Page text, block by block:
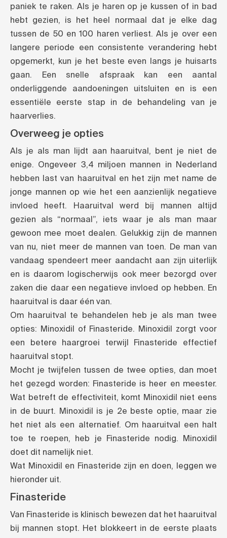
paniek te raken. Als je haren op je kussen of in bad
hebt gezien, is het heel normaal dat je elke dag
tussen de 50 en 100 haren verliest. Als je over een
langere periode een consistente verandering hebt
opgemerkt, kun je het beste even langs je huisarts
gaan. Een snelle afspraak kan een aantal
onderliggende aandoeningen uitsluiten en is een
essentiële eerste stap in de behandeling van je
haarverlies.
Overweeg je opties
Als je als man lijdt aan haaruitval, bent je niet de
enige. Ongeveer 3,4 miljoen mannen in Nederland
hebben last van haaruitval en het zijn met name de
jonge mannen op wie het een aanzienlijk negatieve
invloed heeft. Haaruitval werd bij mannen altijd
gezien als “normaal”, iets waar je als man maar
gewoon mee moet dealen. Gelukkig zijn de mannen
van nu, niet meer de mannen van toen. De man van
vandaag spendeert meer aandacht aan zijn uiterlijk
en is daarom logischerwijs ook meer bezorgd over
zaken die daar een negatieve invloed op hebben. En
haaruitval is daar één van.
Om haaruitval te behandelen heb je als man twee
opties: Minoxidil of Finasteride. Minoxidil zorgt voor
een betere haargroei terwijl Finasteride effectief
haaruitval stopt.
Mocht je twijfelen tussen de twee opties, dan moet
het gezegd worden: Finasteride is heer en meester.
Wat betreft de effectiviteit, komt Minoxidil niet eens
in de buurt. Minoxidil is je 2e beste optie, maar zie
het niet als een alternatief. Om haaruitval een halt
toe te roepen, heb je Finasteride nodig. Minoxidil
doet dit namelijk niet.
Wat Minoxidil en Finasteride zijn en doen, leggen we
hieronder uit.
Finasteride
Van Finasteride is klinisch bewezen dat het haaruitval
bij mannen stopt. Het blokkeert in de eerste plaats